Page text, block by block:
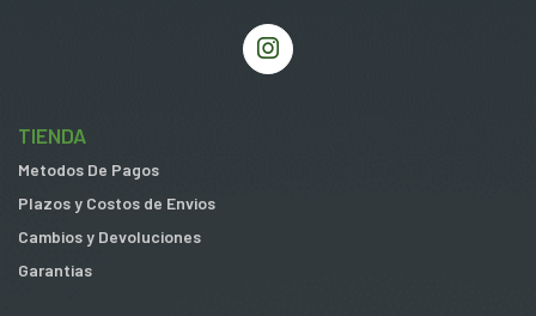
TIENDA
Metodos De Pagos
Plazos y Costos de Envios
Cambios y Devoluciones
Garantias